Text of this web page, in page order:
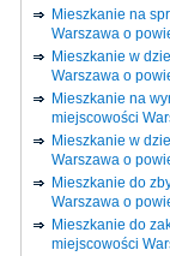
Mieszkanie na
Warszawa o
Mieszkanie w
Warszawa o
Mieszkanie na
miejscowości
Mieszkanie w
Warszawa o
Mieszkanie do
Warszawa o
Mieszkanie do
miejscowości